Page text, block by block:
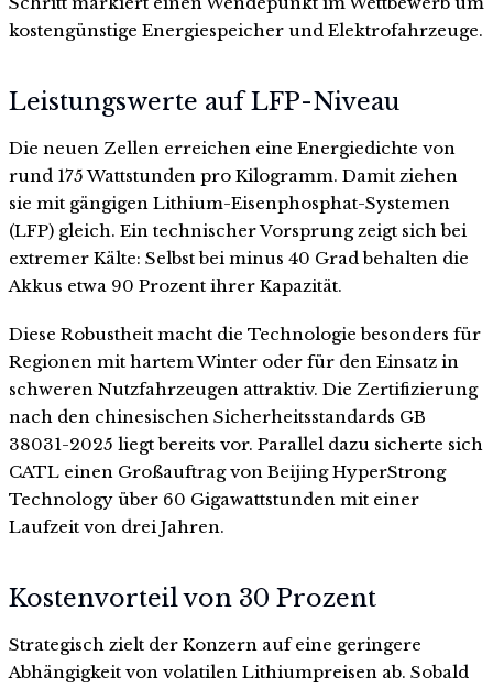
kostengünstige Energiespeicher und Elektrofahrzeuge.
Leistungswerte auf LFP-Niveau
Die neuen Zellen erreichen eine Energiedichte von
rund 175 Wattstunden pro Kilogramm. Damit ziehen
sie mit gängigen Lithium-Eisenphosphat-Systemen
(LFP) gleich. Ein technischer Vorsprung zeigt sich bei
extremer Kälte: Selbst bei minus 40 Grad behalten die
Akkus etwa 90 Prozent ihrer Kapazität.
Diese Robustheit macht die Technologie besonders für
Regionen mit hartem Winter oder für den Einsatz in
schweren Nutzfahrzeugen attraktiv. Die Zertifizierung
nach den chinesischen Sicherheitsstandards GB
38031-2025 liegt bereits vor. Parallel dazu sicherte sich
CATL einen Großauftrag von Beijing HyperStrong
Technology über 60 Gigawattstunden mit einer
Laufzeit von drei Jahren.
Kostenvorteil von 30 Prozent
Strategisch zielt der Konzern auf eine geringere
Abhängigkeit von volatilen Lithiumpreisen ab. Sobald